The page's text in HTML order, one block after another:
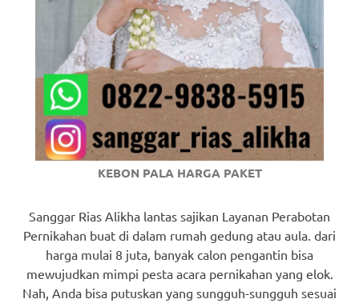
KEBON PALA HARGA PAKET
Sanggar Rias Alikha lantas sajikan Layanan Perabotan
Pernikahan buat di dalam rumah gedung atau aula. dari
harga mulai 8 juta, banyak calon pengantin bisa
mewujudkan mimpi pesta acara pernikahan yang elok.
Nah, Anda bisa putuskan yang sungguh-sungguh sesuai